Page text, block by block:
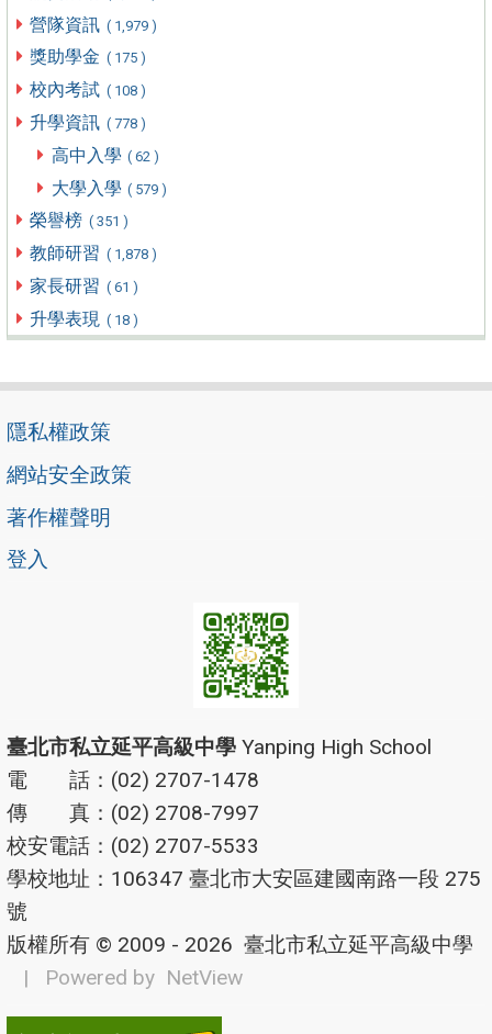
營隊資訊 ( 1,979 )
獎助學金 ( 175 )
校內考試 ( 108 )
升學資訊 ( 778 )
高中入學 ( 62 )
大學入學 ( 579 )
榮譽榜 ( 351 )
教師研習 ( 1,878 )
家長研習 ( 61 )
升學表現 ( 18 )
隱私權政策
網站安全政策
著作權聲明
登入
臺北市私立延平高級中學 Yanping High School
電 話：(02) 2707-1478
傳 真：(02) 2708-7997
校安電話：(02) 2707-5533
學校地址：106347 臺北市大安區建國南路一段 275
號
版權所有 © 2009 - 2026 臺北市私立延平高級中學
| Powered by NetView